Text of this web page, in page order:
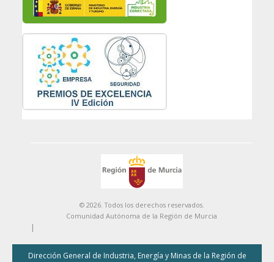
© 2026. Todos los derechos reservados.
Comunidad Autónoma de la Región de Murcia
|
Dirección General de Industria, Energía y Minas de la Región de